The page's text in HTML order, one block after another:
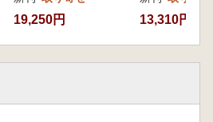
ら元代にかけての書法作品
す。例えば、プリンストン
行穰帖(摹本)』(王羲之作と
書洛神賦』(趙孟頫作)、東京
行書虹県詩巻』(米芾作)な
19,250円 13,310円